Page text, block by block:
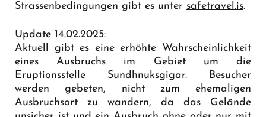
Strassenbedingungen gibt es unter safetravel.is.
Update 14.02.2025:
Aktuell gibt es eine erhöhte Wahrscheinlichkeit
eines Ausbruchs im Gebiet um die
Eruptionsstelle Sundhnuksgigar. Besucher
werden gebeten, nicht zum ehemaligen
Ausbruchsort zu wandern, da das Gelände